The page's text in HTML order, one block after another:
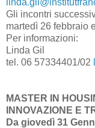
Gli incontri
martedì 26 febbraio
Per informazioni:
Linda Gil
tel. 06 57334401/02
MASTER IN
INNOVAZIONE E
Da giovedì 31